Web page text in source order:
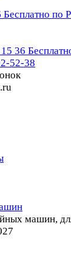
Бесплатно по
36
52-38
машин,